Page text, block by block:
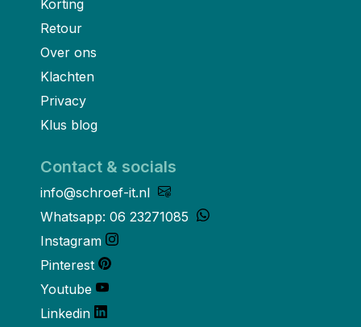
Korting
Retour
Over ons
Klachten
Privacy
Klus blog
Contact & socials
info@schroef-it.nl
Whatsapp: 06 23271085
Instagram
Pinterest
Youtube
Linkedin